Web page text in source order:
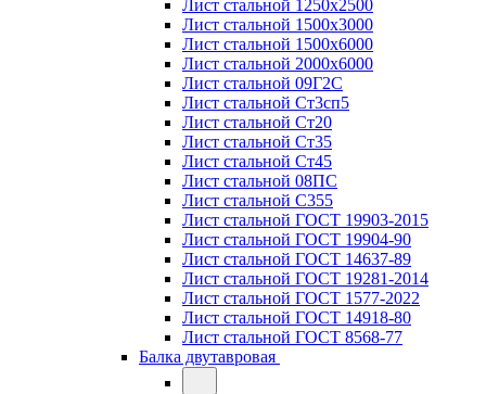
Лист стальной 1250х2500
Лист стальной 1500х3000
Лист стальной 1500х6000
Лист стальной 2000х6000
Лист стальной 09Г2С
Лист стальной Ст3сп5
Лист стальной Ст20
Лист стальной Ст35
Лист стальной Ст45
Лист стальной 08ПС
Лист стальной С355
Лист стальной ГОСТ 19903-2015
Лист стальной ГОСТ 19904-90
Лист стальной ГОСТ 14637-89
Лист стальной ГОСТ 19281-2014
Лист стальной ГОСТ 1577-2022
Лист стальной ГОСТ 14918-80
Лист стальной ГОСТ 8568-77
Балка двутавровая